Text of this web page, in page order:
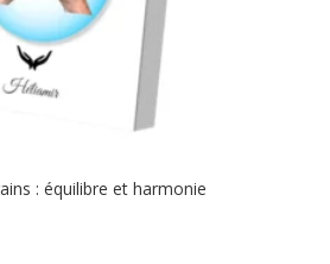
: équilibre et harmonie